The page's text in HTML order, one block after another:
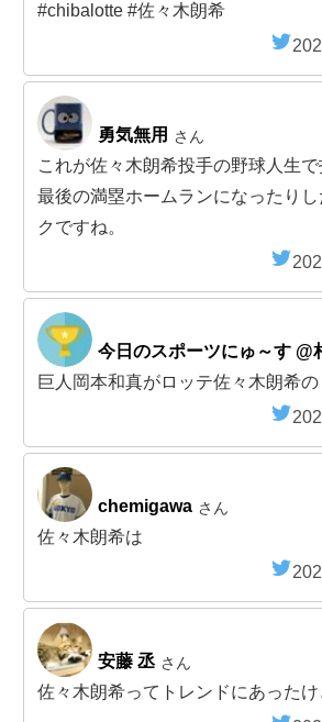
#chibalotte #佐々木朗希
勇気無用 さん
これが佐々木朗希投手の野球人生
最後の満塁ホームランになったり
クですね。
今日のスポーツにゅ～す @
巨人岡本和真がロッテ佐々木朗希の
chemigawa さん
佐々木朗希は
安藤 丞 さん
佐々木朗希ってトレンドにあったけ